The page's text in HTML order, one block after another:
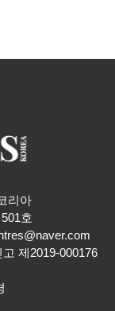
, 론진 레
리아
호
제2019-000176